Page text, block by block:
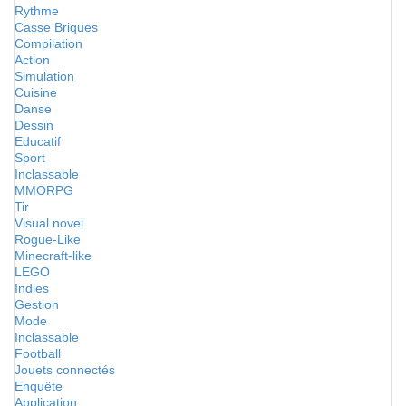
Rythme
Casse Briques
Compilation
Action
Simulation
Cuisine
Danse
Dessin
Educatif
Sport
Inclassable
MMORPG
Tir
Visual novel
Rogue-Like
Minecraft-like
LEGO
Indies
Gestion
Mode
Inclassable
Football
Jouets connectés
Enquête
Application